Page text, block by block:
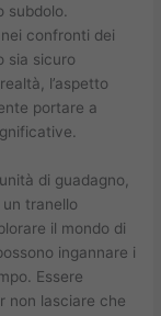
subdolo.
confronti dei
sia sicuro
l’aspetto
portare a
di guadagno,
tranello
il mondo di
ingannare i
Essere
non lasciare che